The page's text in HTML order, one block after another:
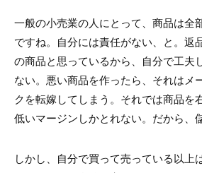
一般の小売業の人にとって、商品は全
ですね。自分には責任がない、と。返
の商品と思っているから、自分で工夫
ない。悪い商品を作ったら、それはメ
クを転嫁してしまう。それでは商品を
低いマージンしかとれない。だから、
しかし、自分で買って売っている以上